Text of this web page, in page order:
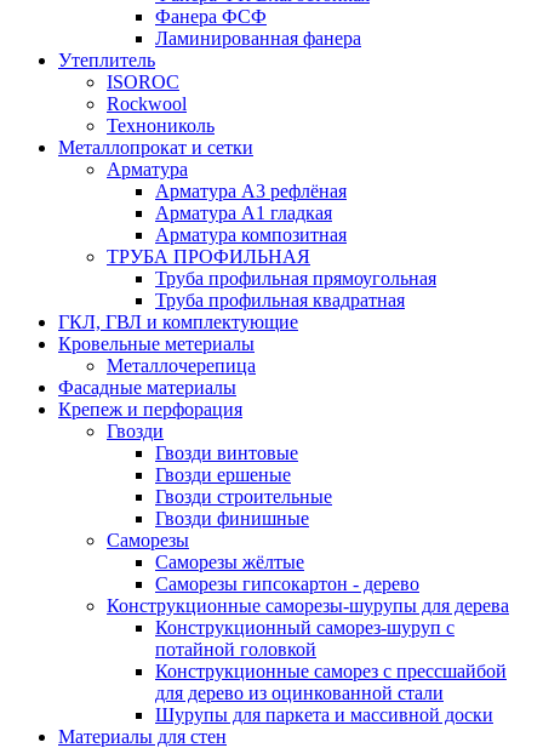
Фанера ФСФ
Ламинированная фанера
Утеплитель
ISOROC
Rockwool
Технониколь
Металлопрокат и сетки
Арматура
Арматура А3 рефлёная
Арматура А1 гладкая
Арматура композитная
ТРУБА ПРОФИЛЬНАЯ
Труба профильная прямоугольная
Труба профильная квадратная
ГКЛ, ГВЛ и комплектующие
Кровельные метериалы
Металлочерепица
Фасадные материалы
Крепеж и перфорация
Гвозди
Гвозди винтовые
Гвозди ершеные
Гвозди строительные
Гвозди финишные
Саморезы
Саморезы жёлтые
Саморезы гипсокартон - дерево
Конструкционные саморезы-шурупы для дерева
Конструкционный саморез-шуруп с
потайной головкой
Конструкционные саморез с прессшайбой
для дерево из оцинкованной стали
Шурупы для паркета и массивной доски
Материалы для стен